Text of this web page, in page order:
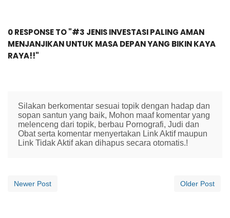
0 RESPONSE TO "#3 JENIS INVESTASI PALING AMAN
MENJANJIKAN UNTUK MASA DEPAN YANG BIKIN KAYA
RAYA!!"
Silakan berkomentar sesuai topik dengan hadap dan
sopan santun yang baik, Mohon maaf komentar yang
melenceng dari topik, berbau Pornografi, Judi dan
Obat serta komentar menyertakan Link Aktif maupun
Link Tidak Aktif akan dihapus secara otomatis.!
Newer Post Older Post